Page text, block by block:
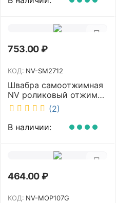
753.00₽
КОД: NV-SM2712
Швабра самоотжимная
NV роликовый отжим
насадка PVA 27 см
телескопическая
рукоятка 70-125 см NV-
SM2712
(2)
В наличии:
464.00₽
КОД: NV-MOP107G